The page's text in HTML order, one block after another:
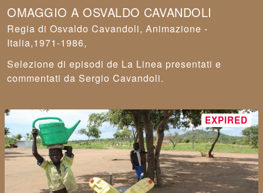
OMAGGIO A OSVALDO CAVANDOLI
Osvaldo Cavandoli, Animazione -
Italia,1971-1986,
Selezione di episodi de La Linea presentati e
commentati da Sergio Cavandoli.